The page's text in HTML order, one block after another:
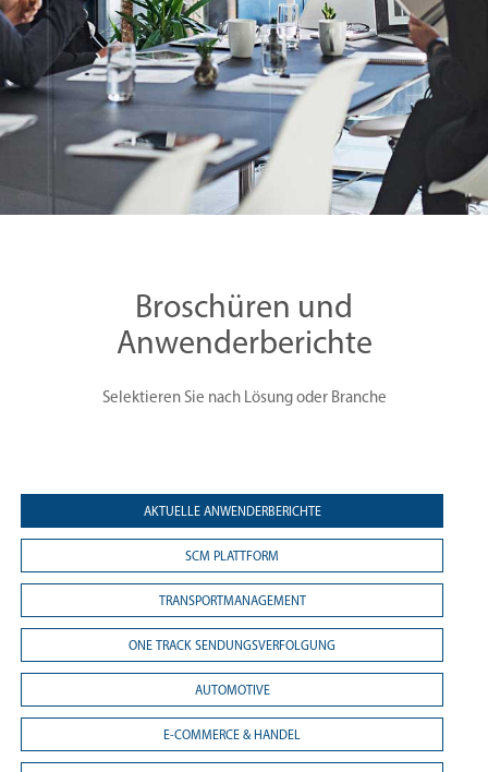
Broschüren und
Anwenderberichte
Selektieren Sie nach Lösung oder Branche
AKTUELLE ANWENDERBERICHTE
SCM PLATTFORM
TRANSPORTMANAGEMENT
ONE TRACK SENDUNGSVERFOLGUNG
AUTOMOTIVE
E-COMMERCE & HANDEL